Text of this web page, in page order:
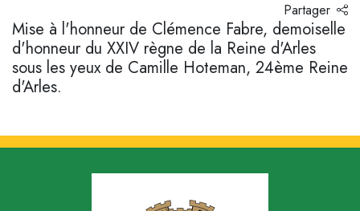
Partager
Mise à l'honneur de Clémence Fabre, demoiselle
d'honneur du XXIV règne de la Reine d'Arles
sous les yeux de Camille Hoteman, 24ème Reine
d'Arles.